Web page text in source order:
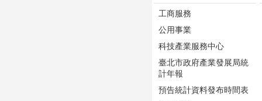
工商服務
公用事業
科技產業服務中心
臺北市政府產業發展局統
計年報
預告統計資料發布時間表